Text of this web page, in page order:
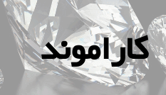
كاراموند